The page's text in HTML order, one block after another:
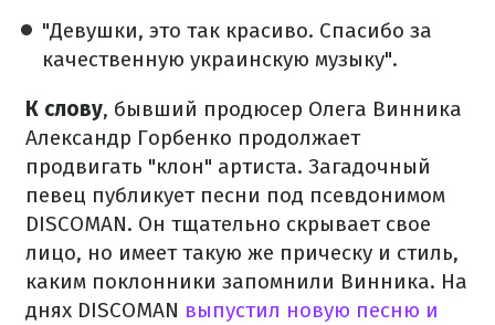
"Девушки, это так красиво. Спасибо за
качественную украинскую музыку".
К слову, бывший продюсер Олега Винника
Александр Горбенко продолжает
продвигать "клон" артиста. Загадочный
певец публикует песни под псевдонимом
DISCOMAN. Он тщательно скрывает свое
лицо, но имеет такую же прическу и стиль,
каким поклонники запомнили Винника. На
днях DISCOMAN выпустил новую песню и